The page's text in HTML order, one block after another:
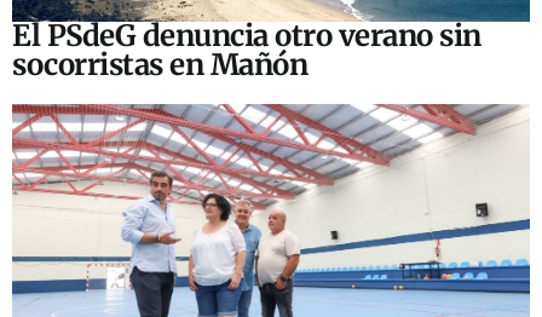
El PSdeG denuncia otro verano sin
socorristas en Mañón